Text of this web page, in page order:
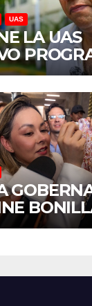
UAS
LA UAS
Y
ANTE
DEL